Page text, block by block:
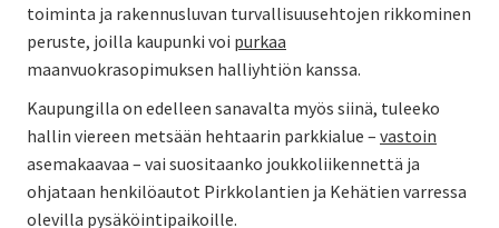
toiminta ja rakennusluvan turvallisuusehtojen rikkominen
peruste, joilla kaupunki voi purkaa
maanvuokrasopimuksen halliyhtiön kanssa.
Kaupungilla on edelleen sanavalta myös siinä, tuleeko
hallin viereen metsään hehtaarin parkkialue – vastoin
asemakaavaa – vai suositaanko joukkoliikennettä ja
ohjataan henkilöautot Pirkkolantien ja Kehätien varressa
olevilla pysäköintipaikoille.